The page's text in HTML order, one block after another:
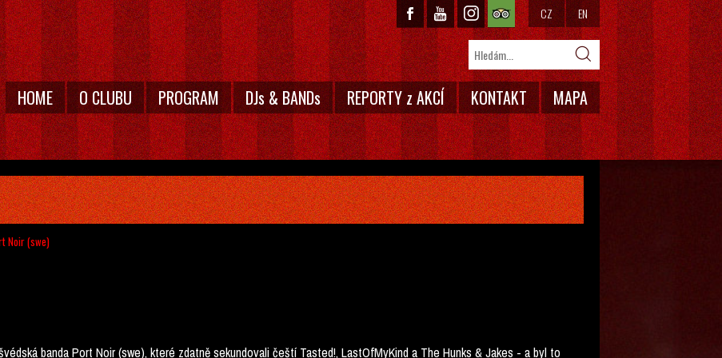
HOME O CLUBU PROGRAM DJs & BANDs REPORTY z AKCÍ KONTAKT MAPA
CZ EN
Noir (swe)
banda Port Noir (swe), které zdatně sekundovali čeští Tasted!, LastOfMyKind a The Hunks & Jakes - a byl to